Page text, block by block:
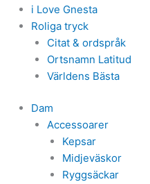
i Love Gnesta
Roliga tryck
Citat & ordspråk
Ortsnamn Latitud
Världens Bästa
Dam
Accessoarer
Kepsar
Midjeväskor
Ryggsäckar